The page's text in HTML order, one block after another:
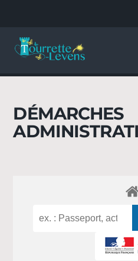
DÉMARCHES